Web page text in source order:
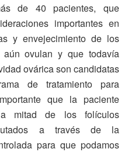
de 40 pacientes, que
importantes en
y envejecimiento de los
ovulan y que todavía
ovárica son candidatas
de tratamiento para
que la paciente
mitad de los folículos
a través de la
para que podamos